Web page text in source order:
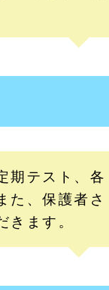
期テスト、各
た、保護者さ
ます。